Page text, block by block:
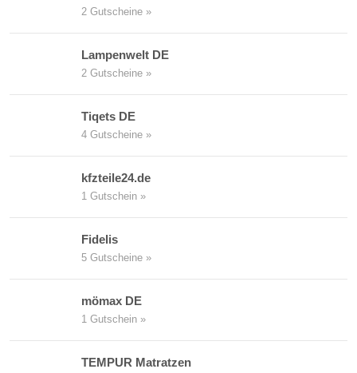
2 Gutscheine »
Lampenwelt DE
2 Gutscheine »
Tiqets DE
4 Gutscheine »
kfzteile24.de
1 Gutschein »
Fidelis
5 Gutscheine »
mömax DE
1 Gutschein »
TEMPUR Matratzen